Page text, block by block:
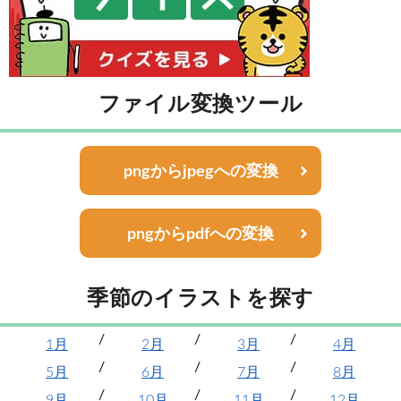
ファイル変換ツール
pngからjpegへの変換
pngからpdfへの変換
季節のイラストを探す
1月 2月 3月
4月
5月
6月 7月
8月